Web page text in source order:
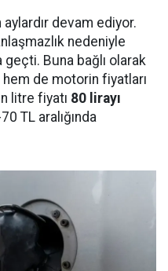
devam ediyor.
nedeniyle
Buna bağlı olarak
de motorin fiyatları
litre fiyatı 80 lirayı
TL aralığında